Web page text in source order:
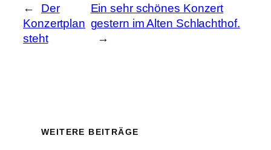
←
Der
Konzertplan
steht
Ein sehr schönes Konzert
gestern im Alten Schlachthof.
→
WEITERE BEITRÄGE